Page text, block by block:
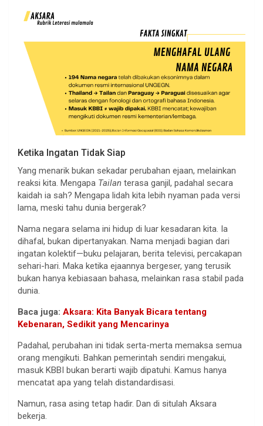
Ketika Ingatan Tidak Siap
Yang menarik bukan sekadar perubahan ejaan, melainkan
reaksi kita. Mengapa Tailan terasa ganjil, padahal secara
kaidah ia sah? Mengapa lidah kita lebih nyaman pada versi
lama, meski tahu dunia bergerak?
Nama negara selama ini hidup di luar kesadaran kita. Ia
dihafal, bukan dipertanyakan. Nama menjadi bagian dari
ingatan kolektif—buku pelajaran, berita televisi, percakapan
sehari-hari. Maka ketika ejaannya bergeser, yang terusik
bukan hanya kebiasaan bahasa, melainkan rasa stabil pada
dunia.
Baca juga: Aksara: Kita Banyak Bicara tentang
Kebenaran, Sedikit yang Mencarinya
Padahal, perubahan ini tidak serta-merta memaksa semua
orang mengikuti. Bahkan pemerintah sendiri mengakui,
masuk KBBI bukan berarti wajib dipatuhi. Kamus hanya
mencatat apa yang telah distandardisasi.
Namun, rasa asing tetap hadir. Dan di situlah Aksara
bekerja.